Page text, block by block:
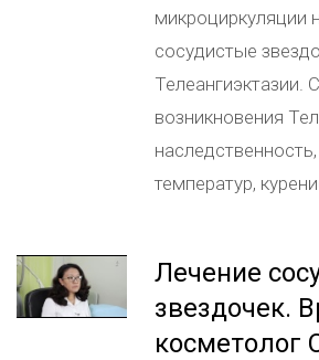
микроциркуляции
сосудистые
Телеангиэктазии.
возникновения
температур,
Лечение
звездочек.
косметолог